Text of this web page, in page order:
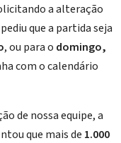
a alteração
que a partida seja
, ou para o domingo,
com o calendário
de nossa equipe, a
que mais de 1.000